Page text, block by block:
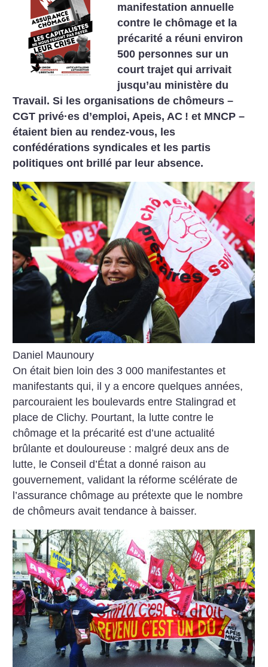
manifestation annuelle
contre le chômage et la
précarité a réuni environ
500 personnes sur un
court trajet qui arrivait
jusqu’au ministère du
Travail. Si les organisations de chômeurs –
CGT privé·es d’emploi, Apeis, AC ! et MNCP –
étaient bien au rendez-vous, les
confédérations syndicales et les partis
politiques ont brillé par leur absence.
Daniel Maunoury
On était bien loin des 3 000 manifestantes et
manifestants qui, il y a encore quelques années,
parcouraient les boulevards entre Stalingrad et
place de Clichy. Pourtant, la lutte contre le
chômage et la précarité est d’une actualité
brûlante et douloureuse : malgré deux ans de
lutte, le Conseil d’État a donné raison au
gouvernement, validant la réforme scélérate de
l’assurance chômage au prétexte que le nombre
de chômeurs avait tendance à baisser.